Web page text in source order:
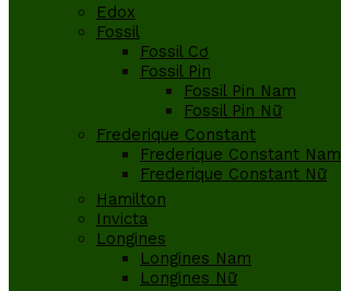
Edox
Fossil
Fossil Cơ
Fossil Pin
Fossil Pin Nam
Fossil Pin Nữ
Frederique Constant
Frederique Constant Nam
Frederique Constant Nữ
Hamilton
Invicta
Longines
Longines Nam
Longines Nữ